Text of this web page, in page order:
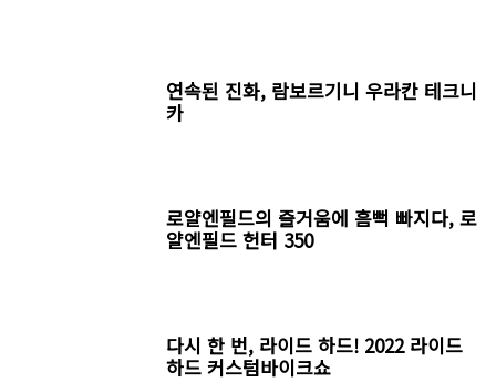
연속된 진화, 람보르기니 우라칸 테크니
카
로얄엔필드의 즐거움에 흠뻑 빠지다, 로
얄엔필드 헌터 350
다시 한 번, 라이드 하드! 2022 라이드
하드 커스텀바이크쇼